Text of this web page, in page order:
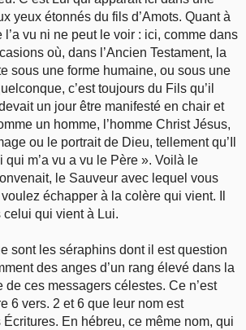
yeux étonnés du fils d’Amots. Quant à
vu ni ne peut le voir : ici, comme dans
où, dans l’Ancien Testament, la
sous une forme humaine, ou sous une
c’est toujours du Fils qu’il
un jour être manifesté en chair et
un homme, l’homme Christ Jésus,
ou le portrait de Dieu, tellement qu’Il
qui m’a vu a vu le Père ». Voilà le
le Sauveur avec lequel vous
échapper à la colère qui vient. Il
qui vient à Lui.
sont les séraphins dont il est question
des anges d’un rang élevé dans la
de ces messagers célestes. Ce n’est
6 vers. 2 et 6 que leur nom est
En hébreu, ce même nom, qui